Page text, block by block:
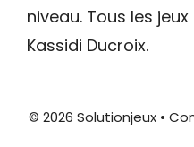
niveau. Tous les
Kassidi Ducroix.
© 2026 Solutionjeux•